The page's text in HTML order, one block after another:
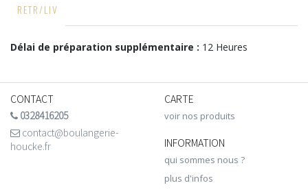
RETR/LIV
Délai de préparation supplémentaire : 12 Heures
CONTACT
0328416205
contact@boulangerie-
houcke.fr
CARTE
voir nos produits
INFORMATION
qui sommes nous ?
plus d'infos